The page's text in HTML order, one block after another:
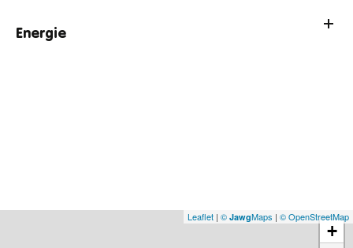
Energie
+
Leaflet | © JawgMaps | © OpenStreetMap